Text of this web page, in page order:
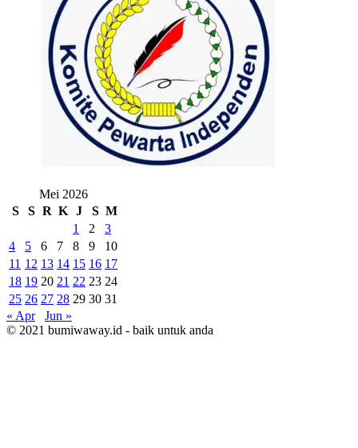
Mei 2026
S
S R K J S M
1
2
3
4
5 6 7 8 9
10
11 12 13 14 15 16 17
18 19 20 21 22 23 24
25 26 27 28 29 30 31
« Apr
Jun »
© 2021 bumiwaway.id - baik untuk anda